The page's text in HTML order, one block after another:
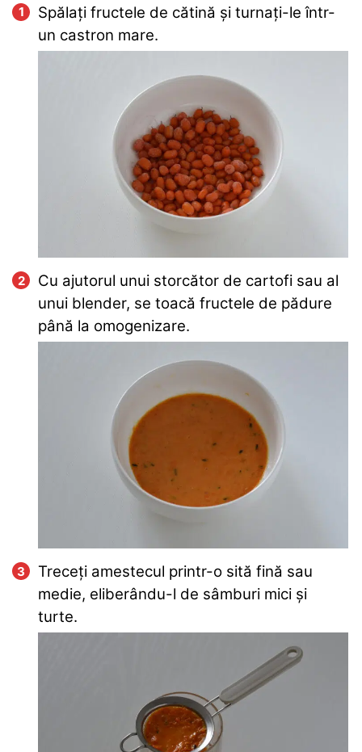
Spălați fructele de cătină și turnați-le într-
un castron mare.
Cu ajutorul unui storcător de cartofi sau al
unui blender, se toacă fructele de pădure
până la omogenizare.
Treceți amestecul printr-o sită fină sau
medie, eliberându-l de sâmburi mici și
turte.